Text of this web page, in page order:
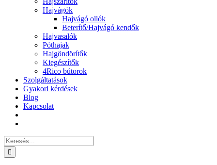
Hajvágók
Hajvágó ollók
Beterítő/Hajvágó kendők
Hajvasalók
Póthajak
Hajgöndörítők
Kiegészítők
4Rico bútorok
Szolgáltatások
Gyakori kérdések
Blog
Kapcsolat
Keresés...